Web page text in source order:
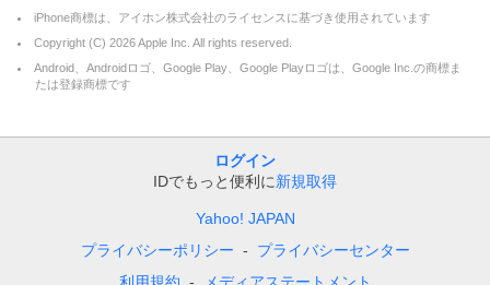
iPhone商標は、アイホン株式会社のライセンスに基づき使用されています
Copyright (C) 2026Apple Inc. All rights reserved.
Android、Androidロゴ、Google Play、Google Playロゴは、Google Inc.の商標ま
たは登録商標です
ログイン
IDでもっと便利に新規取得
Yahoo! JAPAN
プライバシーポリシー
プライバシーセンター
利用規約
メディアステートメント